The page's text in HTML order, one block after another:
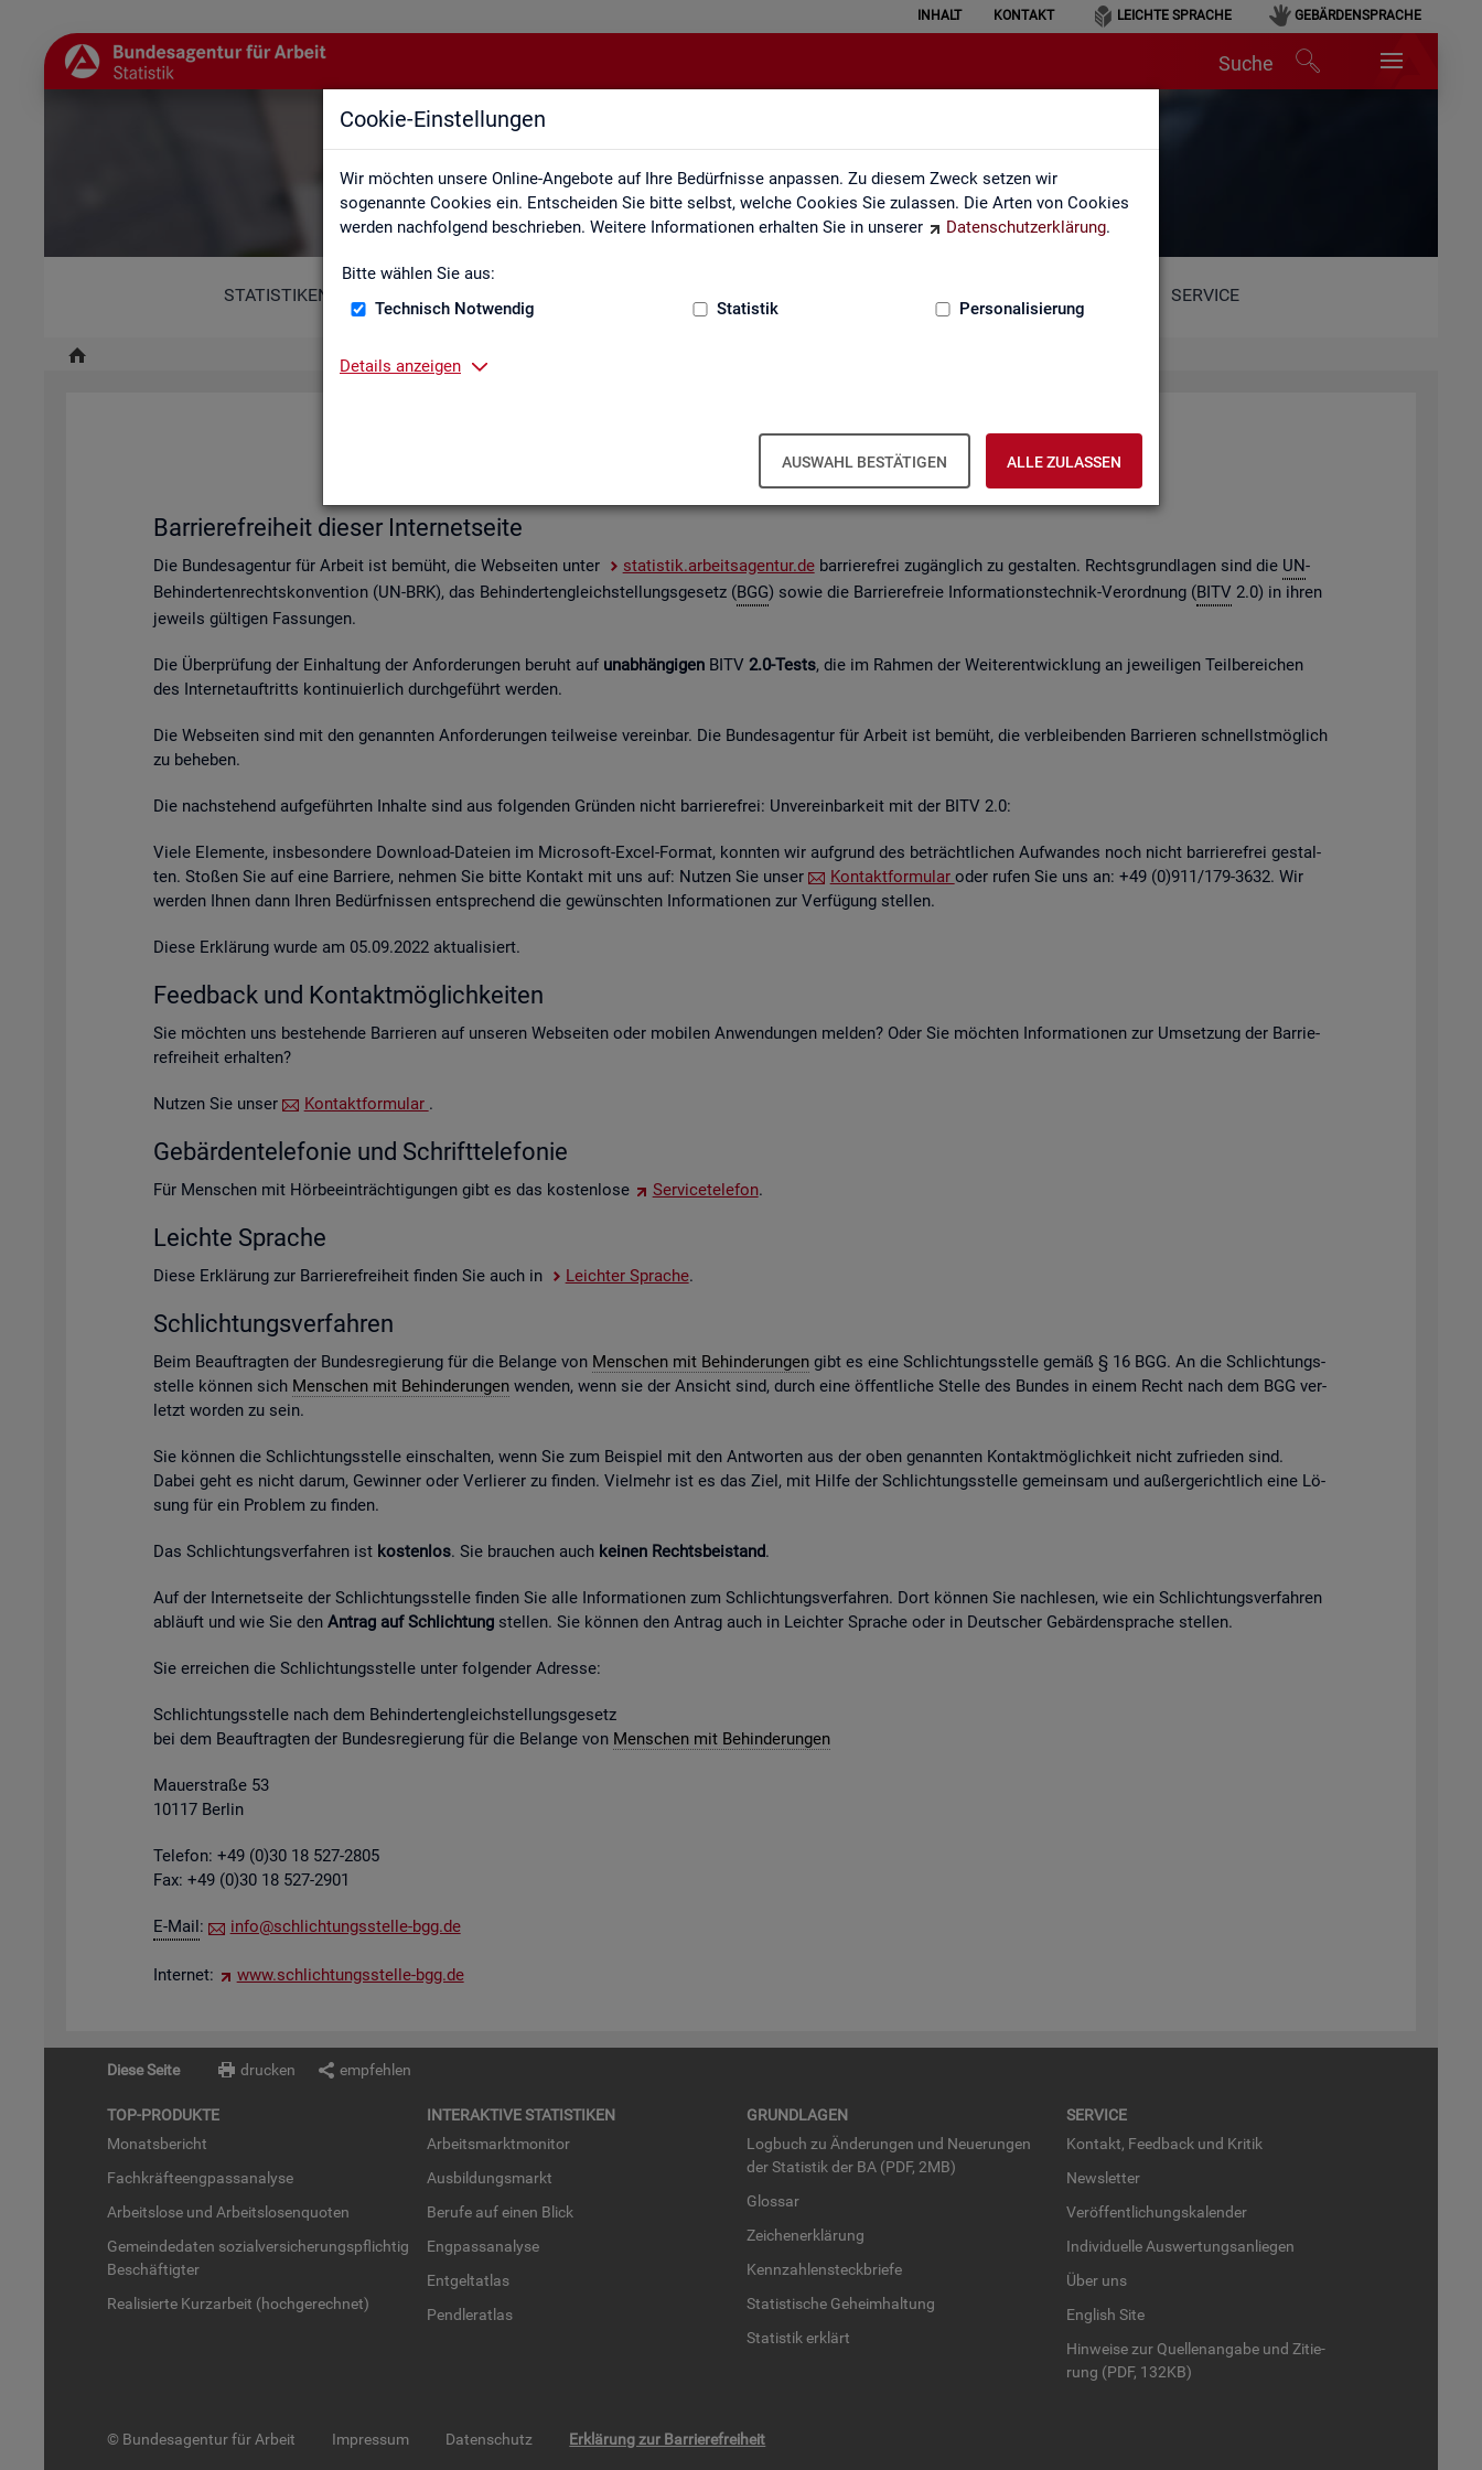
Cookie-Einstellungen
Wir möchten unsere Online-Angebote auf Ihre Bedürfnisse anpassen. Zu diesem Zweck setzen wir
sogenannte Cookies ein. Entscheiden Sie bitte selbst, welche Cookies Sie zulassen. Die Arten von Cookies
werden nachfolgend beschrieben. Weitere Informationen erhalten Sie in unserer
Datenschutzerklärung.
Bitte wählen Sie aus:
Technisch Notwendig
Statistik Personalisierung
Details anzeigen
AUSWAHL BESTÄTIGEN ALLE ZULASSEN
INHALT KONTAKT LEICHTE SPRACHE GEBÄRDENSPRACHE
Suche
Erklärung zur Barrierefreiheit
STATISTIKEN SERVICE
Er­klä­rung zur Bar­rie­re­frei­heit
sta­tis­tik.ar­beits­agen­tur.de ver­öf­fent­lich­ten Web­sei­ten.
Bar­rie­re­frei­heit die­ser In­ter­net­sei­te
Die Bun­des­agen­tur für Ar­beit ist be­müht, die Web­sei­ten unter sta­tis­tik.ar­beits­agen­tur.debar­rie­re­frei zu­gäng­lich zu ge­stal­ten. Rechts­grund­la­gen sind die UN-
Be­hin­der­ten­rechts­kon­ven­ti­on (UN-BRK), das Be­hin­der­ten­gleich­stel­lungs­ge­setz (BGG) sowie die Bar­rie­re­freie In­for­ma­ti­ons­tech­nik-Ver­ord­nung (BITV 2.0) in ihren
je­weils gül­ti­gen Fas­sun­gen.
Die Über­prü­fung der Ein­hal­tung der An­for­de­run­gen be­ruht auf un­ab­hän­gi­genBITV 2.0-Tests, die im Rah­men der Wei­ter­ent­wick­lung an je­wei­li­gen Teil­be­rei­chen
des In­ter­net­auf­tritts kon­ti­nu­ier­lich durch­ge­führt wer­den.
Die Web­sei­ten sind mit den ge­nann­ten An­for­de­run­gen teil­wei­se ver­ein­bar. Die Bun­des­agen­tur für Ar­beit ist be­müht, die ver­blei­ben­den Bar­rie­ren schnellst­mög­lich
zu be­he­ben.
Die nach­ste­hend auf­ge­führ­ten In­hal­te sind aus fol­gen­den Grün­den nicht bar­rie­re­frei: Un­ver­ein­bar­keit mit der BITV 2.0:
Viele Ele­men­te, ins­be­son­de­re Down­load-Da­tei­en im Mi­cro­soft-Excel-For­mat, konn­ten wir auf­grund des be­trächt­li­chen Auf­wan­des noch nicht bar­rie­re­frei ge­stal­
ten. Sto­ßen Sie auf eine Bar­rie­re, neh­men Sie bitte Kon­takt mit uns auf: Nut­zen Sie unser
Kon­takt­for­mu­lar oder rufen Sie uns an: +49 (0)911/179-3632. Wir
wer­den Ihnen dann Ihren Be­dürf­nis­sen ent­spre­chend die ge­wünsch­ten In­for­ma­tio­nen zur Ver­fü­gung stel­len.
Diese Er­klä­rung wurde am 05.09.2022 ak­tua­li­siert.
Feed­back und Kon­takt­mög­lich­kei­ten
Sie möch­ten uns be­stehen­de Bar­rie­ren auf un­se­ren Web­sei­ten oder mo­bi­len An­wen­dun­gen mel­den? Oder Sie möch­ten In­for­ma­tio­nen zur Um­set­zung der Bar­rie­
re­frei­heit er­hal­ten?
Nut­zen Sie unser Kon­takt­for­mu­lar .
Ge­bär­den­te­le­fo­nie und Schrift­te­le­fo­nie
Für Men­schen mit Hör­be­ein­träch­ti­gun­gen gibt es das kos­ten­lo­se Ser­vice­te­le­fon.
Leich­te Spra­che
Diese Er­klä­rung zur Bar­rie­re­frei­heit fin­den Sie auch in Leich­ter Spra­che.
Schlich­tungs­ver­fah­ren
Beim Be­auf­trag­ten der Bun­des­re­gie­rung für die Be­lan­ge von Men­schen mit Be­hin­de­run­gengibt es eine Schlich­tungs­stel­le gemäß § 16 BGG. An die Schlich­tungs­
stel­le kön­nen sich Men­schen mit Be­hin­de­run­genwen­den, wenn sie der An­sicht sind, durch eine öf­fent­li­che Stel­le des Bun­des in einem Recht nach dem BGG ver­
letzt wor­den zu sein.
Sie kön­nen die Schlich­tungs­stel­le ein­schal­ten, wenn Sie zum Bei­spiel mit den Ant­wor­ten aus der oben ge­nann­ten Kon­takt­mög­lich­keit nicht zu­frie­den sind.
Dabei geht es nicht darum, Ge­win­ner oder Ver­lie­rer zu fin­den. Viel­mehr ist es das Ziel, mit Hilfe der Schlich­tungs­stel­le ge­mein­sam und au­ßer­ge­richt­lich eine Lö­
sung für ein Pro­blem zu fin­den.
Das Schlich­tungs­ver­fah­ren ist kos­ten­los. Sie brau­chen auch kei­nen Rechts­bei­stand.
Auf der In­ter­net­sei­te der Schlich­tungs­stel­le fin­den Sie alle In­for­ma­tio­nen zum Schlich­tungs­ver­fah­ren. Dort kön­nen Sie nach­le­sen, wie ein Schlich­tungs­ver­fah­ren
ab­läuft und wie Sie den An­trag auf Schlich­tungstel­len. Sie kön­nen den An­trag auch in Leich­ter Spra­che oder in Deut­scher Ge­bär­den­spra­che stel­len.
Sie er­rei­chen die Schlich­tungs­stel­le unter fol­gen­der Adres­se:
Schlich­tungs­stel­le nach dem Be­hin­der­ten­gleich­stel­lungs­ge­setz
bei dem Be­auf­trag­ten der Bun­des­re­gie­rung für die Be­lan­ge von Men­schen mit Be­hin­de­run­gen
Mau­er­stra­ße 53
10117 Ber­lin
Te­le­fon: +49 (0)30 18 527-2805
Fax: +49 (0)30 18 527-2901
E-Mail: info@​sch​lich​tung​sste​lle-​bgg.​de
In­ter­net: www.​sch​lich​tung​sste​lle-​bgg.​de
Diese Seite drucken empfehlen
TOP-PRO­DUK­TE
Mo­nats­be­richt
Fach­kräf­te­eng­pass­ana­ly­se
Ar­beits­lo­se und Ar­beits­lo­sen­quo­ten
Ge­mein­de­da­ten so­zi­al­ver­si­che­rungs­pflich­tig
Be­schäf­tig­ter
Rea­li­sier­te Kurz­ar­beit (hoch­ge­rech­net)
IN­TER­AK­TI­VE STA­TIS­TI­KEN
Ar­beits­markt­mo­ni­tor
Aus­bil­dungs­markt
Be­ru­fe auf einen Blick
Eng­pass­ana­ly­se
Ent­gel­t­at­las
Pend­ler­at­las
GRUND­LA­GEN
Log­buch zu Än­de­run­gen und Neue­run­gen
der Sta­tis­tik der BA (PDF, 2MB)
Glos­sar
Zei­chen­er­klä­rung
Kenn­zah­len­steck­brie­fe
Sta­tis­ti­sche Ge­heim­hal­tung
Sta­tis­tik er­klärt
SER­VICE
Kon­takt, Feed­back und Kri­tik
News­let­ter
Ver­öf­fent­li­chungs­ka­len­der
In­di­vi­du­el­le Aus­wer­tungs­an­lie­gen
Über uns
English Site
Hin­wei­se zur Quel­len­an­ga­be und Zi­tie­
rung (PDF, 132KB)
© Bundesagentur für Arbeit Impressum Datenschutz Erklärung zur Barrierefreiheit